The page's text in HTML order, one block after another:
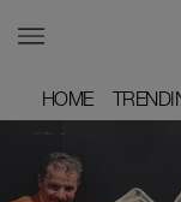
HOME
HOME